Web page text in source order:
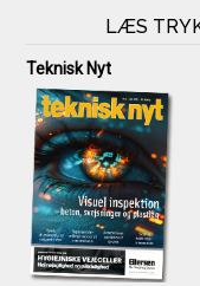
LÆS
Teknisk Nyt